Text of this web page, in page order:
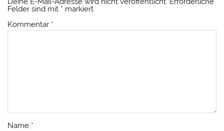
Felder sind mit * markiert
Kommentar *
Name *